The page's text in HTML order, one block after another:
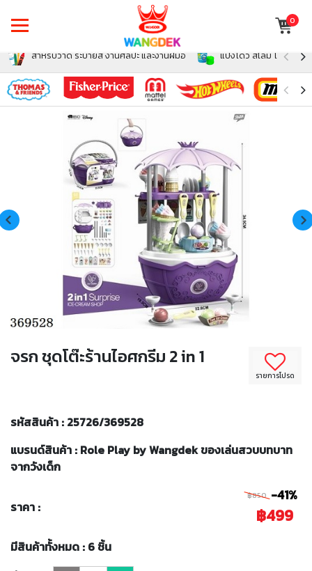
0
สำหรับวาด ระบายสี งานศิลปะ และงานฝีมือ แป้งโดว์ สไลม์ โฟม สำห
รายการโปรด
จรก ชุดโต๊ะร้านไอศกรีม 2 in 1
รหัสสินค้า : 25726/369528
แบรนด์สินค้า : Role Play by Wangdek ของเล่นสวบบทบาท
จากวังเด็ก
ราคา :
฿850 -41%
฿499
มีสินค้าทั้งหมด : 6 ชิ้น